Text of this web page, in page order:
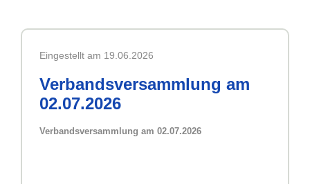
Eingestellt am 19.06.2026
Verbandsversammlung am
02.07.2026
Verbandsversammlung am 02.07.2026